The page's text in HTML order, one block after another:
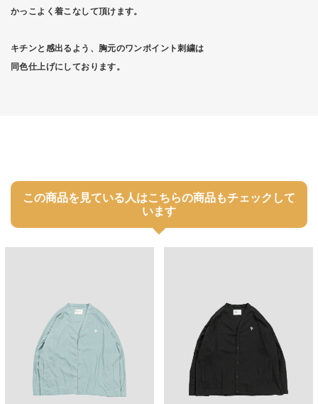
かっこよく着こなして頂けます。
キチンと感出るよう、胸元のワンポイント刺繍は
同色仕上げにしております。
この商品を見ている人はこちらの商品もチェックして
います